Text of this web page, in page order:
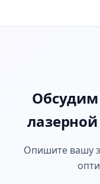
Обсудим
Опишите вашу